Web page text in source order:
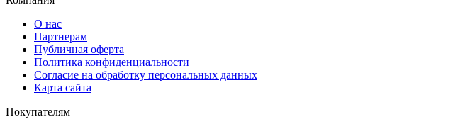
О нас
Партнерам
Публичная оферта
Политика конфиденциальности
Согласие на обработку персональных данных
Карта сайта
Покупателям